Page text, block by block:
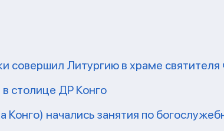
совершил Литургию в храме
столице ДР Конго
начались занятия по